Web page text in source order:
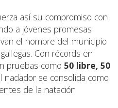
así su compromiso con
a jóvenes promesas
el nombre del municipio
Con récords en
pruebas como 50 libre, 50
nadador se consolida como
de la natación